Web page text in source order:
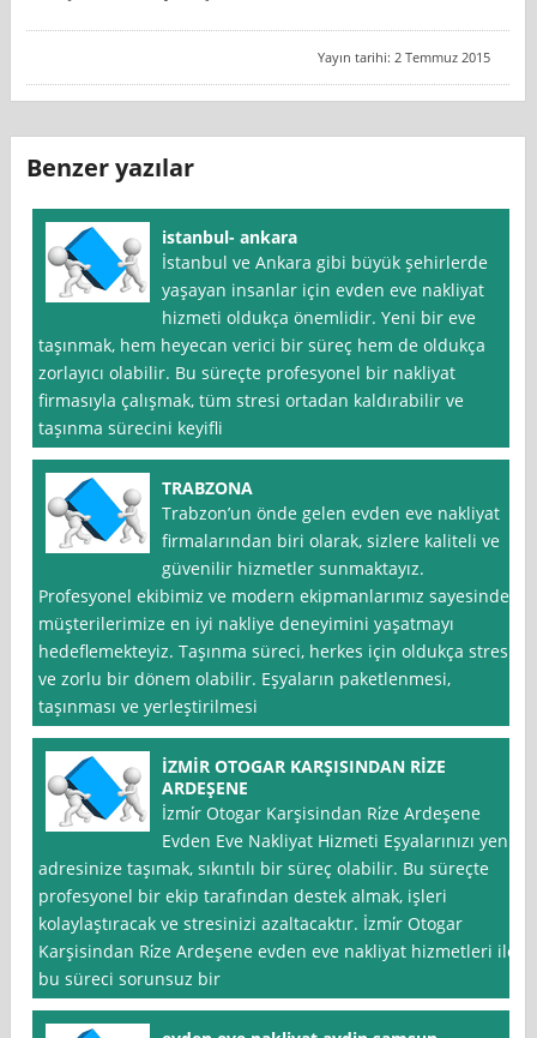
Yayın tarihi: 2 Temmuz 2015
Benzer yazılar
istanbul- ankara
İstanbul ve Ankara gibi büyük şehirlerde
yaşayan insanlar için evden eve nakliyat
hizmeti oldukça önemlidir. Yeni bir eve
taşınmak, hem heyecan verici bir süreç hem de oldukça
zorlayıcı olabilir. Bu süreçte profesyonel bir nakliyat
firmasıyla çalışmak, tüm stresi ortadan kaldırabilir ve
taşınma sürecini keyifli
TRABZONA
Trabzon’un önde gelen evden eve nakliyat
firmalarından biri olarak, sizlere kaliteli ve
güvenilir hizmetler sunmaktayız.
Profesyonel ekibimiz ve modern ekipmanlarımız sayesinde,
müşterilerimize en iyi nakliye deneyimini yaşatmayı
hedeflemekteyiz. Taşınma süreci, herkes için oldukça stresli
ve zorlu bir dönem olabilir. Eşyaların paketlenmesi,
taşınması ve yerleştirilmesi
İZMİR OTOGAR KARŞISINDAN RİZE
ARDEŞENE
İzmi̇r Otogar Karşisindan Ri̇ze Ardeşene
Evden Eve Nakliyat Hizmeti Eşyalarınızı yeni
adresinize taşımak, sıkıntılı bir süreç olabilir. Bu süreçte
profesyonel bir ekip tarafından destek almak, işleri
kolaylaştıracak ve stresinizi azaltacaktır. İzmi̇r Otogar
Karşisindan Ri̇ze Ardeşene evden eve nakliyat hizmetleri ile
bu süreci sorunsuz bir